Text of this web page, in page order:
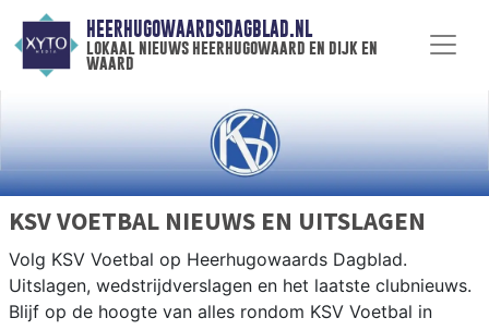
HEERHUGOWAARDSDAGBLAD.NL
lokaal nieuws heerhugowaard en dijk en
waard
KSV VOETBAL NIEUWS EN UITSLAGEN
Volg KSV Voetbal op Heerhugowaards Dagblad.
Uitslagen, wedstrijdverslagen en het laatste clubnieuws.
Blijf op de hoogte van alles rondom KSV Voetbal in